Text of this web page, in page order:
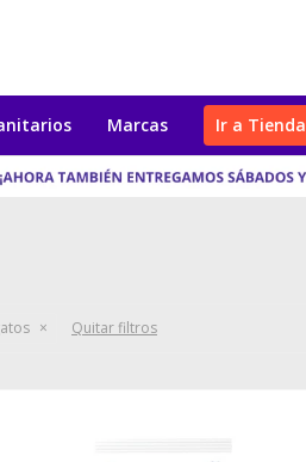
Marcas Ir a Tienda
Quitar filtros